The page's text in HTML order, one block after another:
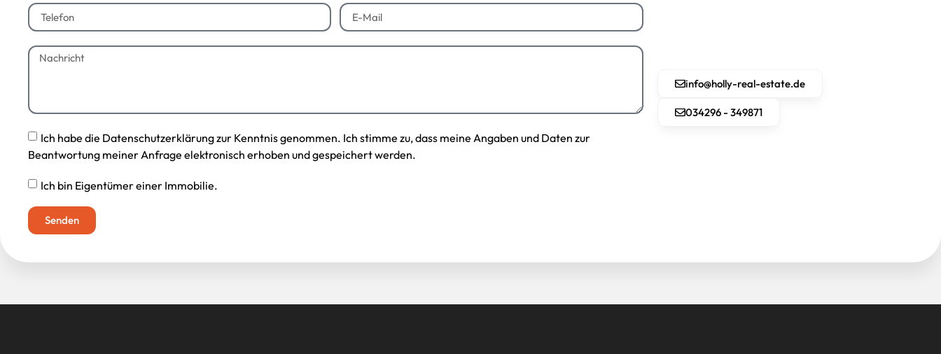
Ich habe die Datenschutzerklärung zur Kenntnis genommen. Ich stimme zu, dass meine Angaben und Daten zur
Beantwortung meiner Anfrage elektronisch erhoben und gespeichert werden.
Ich bin Eigentümer einer Immobilie.
Senden
info@holly-real-estate.de
034296 - 349871